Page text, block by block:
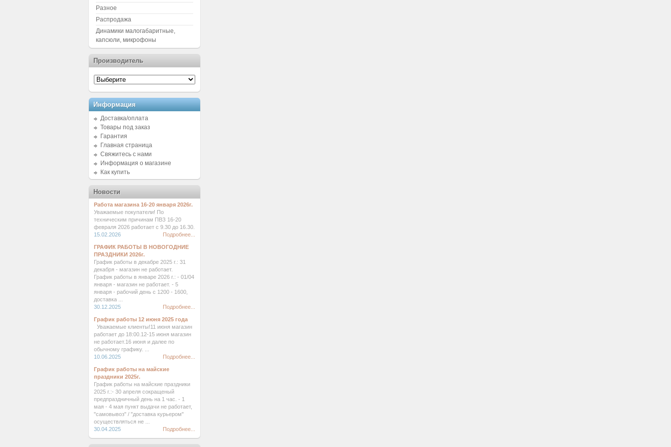
Разное
Распродажа
Динамики малогабаритные,
капсюли, микрофоны
Производитель
Информация
Доставка/оплата
Товары под заказ
Гарантия
Главная страница
Свяжитесь с нами
Информация о магазине
Как купить
Новости
Работа магазина 16-20 января 2026г.
Уважаемые покупатели! По
техническим причинам ПВЗ 16-20
февраля 2026 работает с 9.30 до 16.30.
15.02.2026
Подробнее...
ГРАФИК РАБОТЫ В НОВОГОДНИЕ
ПРАЗДНИКИ 2026г.
График работы в декабре 2025 г.: 31
декабря - магазин не работает.
График работы в январе 2026 г.: - 01/04
января - магазин не работает. - 5
января - рабочий день с 1200 - 1600,
доставка ...
30.12.2025
Подробнее...
График работы 12 июня 2025 года
Уважаемые клиенты!11 июня магазин
работает до 18:00.12-15 июня магазин
не работает.16 июня и далее по
обычному графику. ...
10.06.2025
Подробнее...
График работы на майские
праздники 2025г.
График работы на майские праздники
2025 г.:- 30 апреля сокращеный
предпраздничный день на 1 час. - 1
мая - 4 мая пункт выдачи не работает,
"самовывоз" / "доставка курьером"
осуществляться не ...
30.04.2025
Подробнее...